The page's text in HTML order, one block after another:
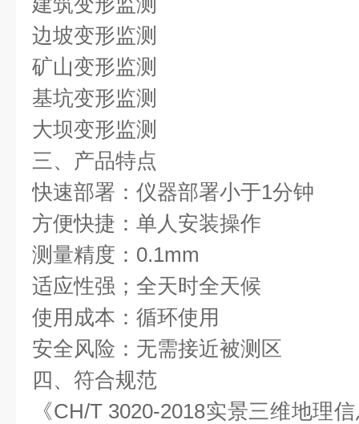
边坡变形监测
矿山变形监测
基坑变形监测
大坝变形监测
三、产品特点
快速部署：仪器部署小于1分钟
方便快捷：单人安装操作
测量精度：0.1mm
适应性强；全天时全天候
使用成本：循环使用
安全风险：无需接近被测区
四、符合规范
《CH/T 3020-2018实景三维地理